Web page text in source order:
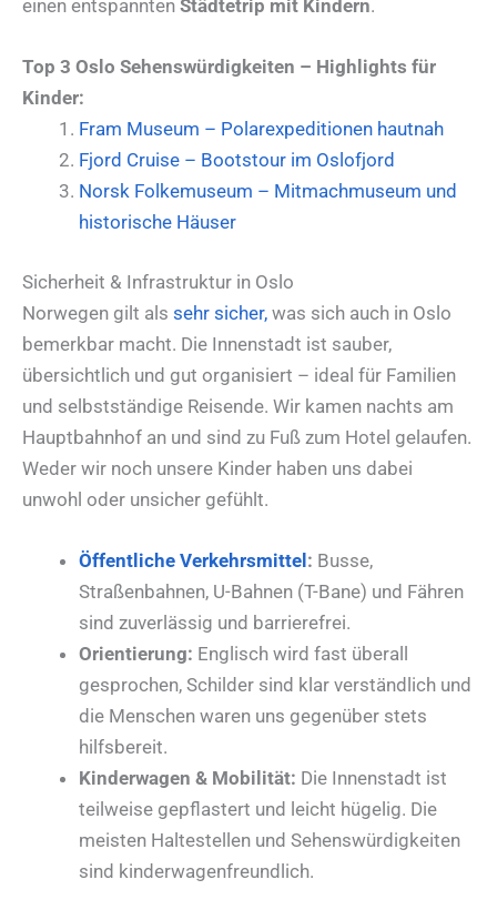
einen entspannten Städtetrip mit Kindern.
Top 3 Oslo Sehenswürdigkeiten – Highlights für
Kinder:
Fram Museum – Polarexpeditionen hautnah
Fjord Cruise – Bootstour im Oslofjord
Norsk Folkemuseum – Mitmachmuseum und
historische Häuser
Sicherheit & Infrastruktur in Oslo
Norwegen gilt als sehr sicher, was sich auch in Oslo
bemerkbar macht. Die Innenstadt ist sauber,
übersichtlich und gut organisiert – ideal für Familien
und selbstständige Reisende. Wir kamen nachts am
Hauptbahnhof an und sind zu Fuß zum Hotel gelaufen.
Weder wir noch unsere Kinder haben uns dabei
unwohl oder unsicher gefühlt.
Öffentliche Verkehrsmittel : Busse,
Straßenbahnen, U-Bahnen (T-Bane) und Fähren
sind zuverlässig und barrierefrei.
Orientierung: Englisch wird fast überall
gesprochen, Schilder sind klar verständlich und
die Menschen waren uns gegenüber stets
hilfsbereit.
Kinderwagen & Mobilität: Die Innenstadt ist
teilweise gepflastert und leicht hügelig. Die
meisten Haltestellen und Sehenswürdigkeiten
sind kinderwagenfreundlich.